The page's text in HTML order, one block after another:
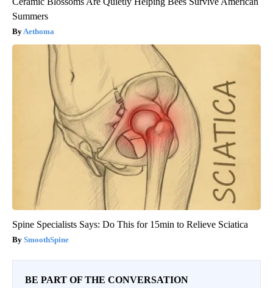
Summers
Aethoma
Spine Specialists Says: Do This for 15min to Relieve Sciatica
SmoothSpine
BE PART OF THE CONVERSATION